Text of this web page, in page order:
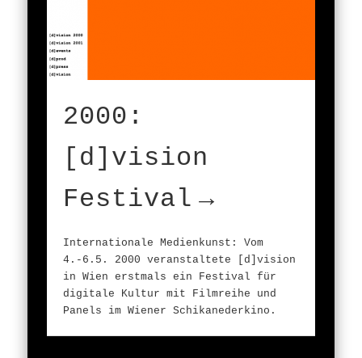
2000:
[d]vision
Festival
Internationale Medienkunst: Vom
4.-6.5. 2000 veranstaltete [d]vision
in Wien erstmals ein Festival für
digitale Kultur mit Filmreihe und
Panels im Wiener Schikanederkino.